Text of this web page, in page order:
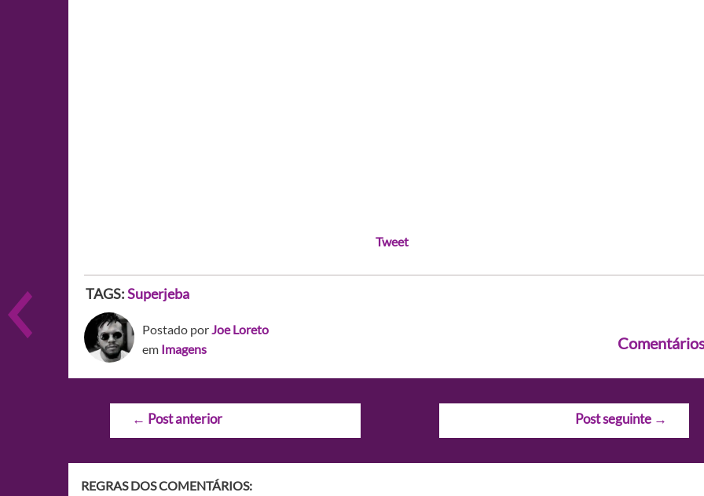
Tweet
TAGS:Superjeba
Postado porJoe Loreto
em Imagens
Navegação
← Post anterior Post seguinte →
REGRAS DOS COMENTÁRIOS: